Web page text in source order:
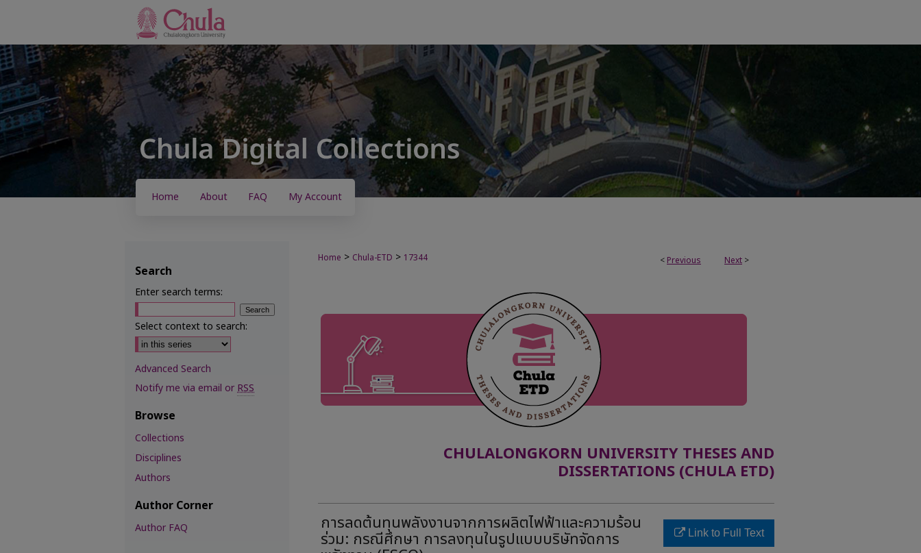
Home About FAQ My Account
< Previous Next >
Home > Chula-ETD > 17344
CHULALONGKORN UNIVERSITY THESES AND
DISSERTATIONS (CHULA ETD)
การลดต้นทุนพลังงานจากการผลิตไฟฟ้าและความร้อน
ร่วม: กรณีศึกษา การลงทุนในรูปแบบบริษัทจัดการ Link to Full Text
Search
Enter search terms:
Select context to search:
Advanced Search
Notify me via email or RSS
Browse
Collections
Disciplines
Authors
Author Corner
Author FAQ